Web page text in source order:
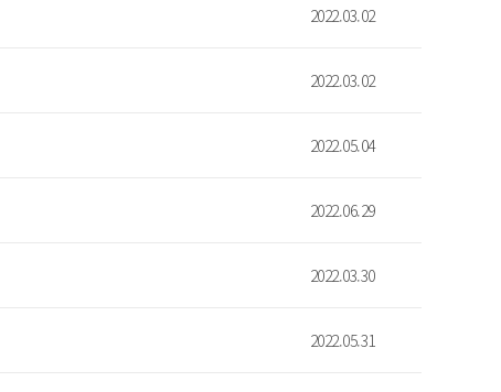
2022.03.02
2022.03.02
2022.05.04
2022.06.29
2022.03.30
2022.05.31